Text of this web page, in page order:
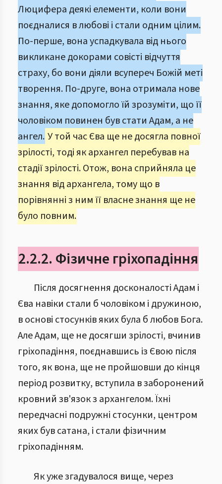
Люцифера деякі елементи, коли вони
поєдналися в любові і стали одним цілим.
По-перше, вона успадкувала від нього
викликане докорами совісті відчуття
страху, бо вони діяли всупереч Божій меті
творення. По-друге, вона отримала нове
знання, яке допомогло їй зрозуміти, що її
чоловіком повинен був стати Адам, а не
ангел. У той час Єва ще не досягла повної
зрілості, тоді як архангел перебував на
стадії зрілості. Отож, вона сприйняла це
знання від архангела, тому що в
порівнянні з ним її власне знання ще не
було повним.
2.2.2. Фізичне гріхопадіння
Після досягнення досконалості Адам і
Єва навіки стали б чоловіком і дружиною,
в основі стосунків яких була б любов Бога.
Але Адам, ще не досягши зрілості, вчинив
гріхопадіння, поєднавшись із Євою після
того, як вона, ще не пройшовши до кінця
період розвитку, вступила в заборонений
кровний зв'язок з архангелом. Їхні
передчасні подружні стосунки, центром
яких був сатана, і стали фізичним
гріхопадінням.
Як уже згадувалося вище, через